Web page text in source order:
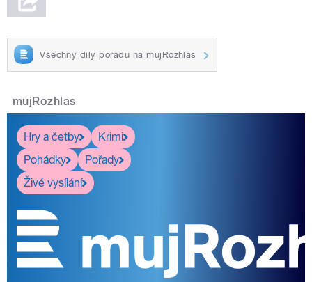
Všechny díly pořadu na mujRozhlas
mujRozhlas
Hry a četby
Krimi
Pohádky
Pořady
Živé vysílání